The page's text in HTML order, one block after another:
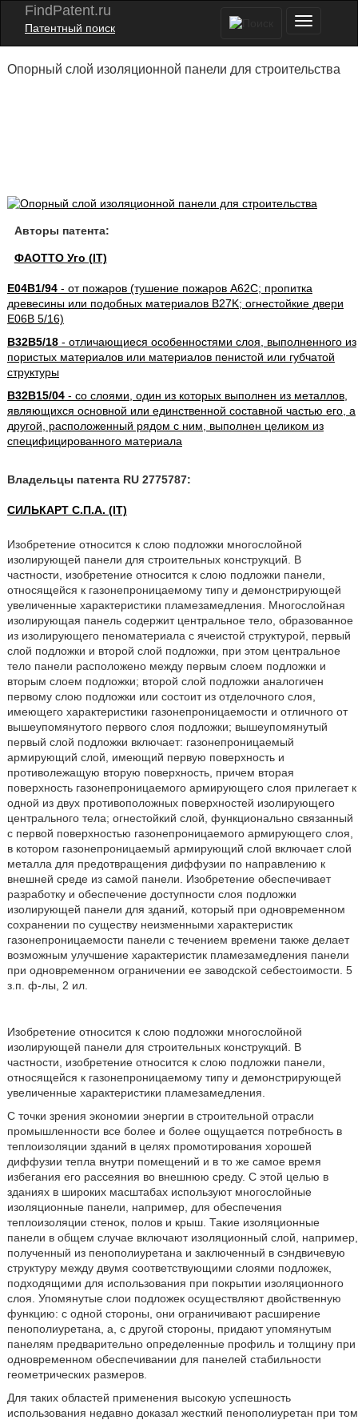
FindPatent.ru
Патентный поиск
Опорный слой изоляционной панели для строительства
Авторы патента:
ФАОТТО Уго (IT)
E04B1/94- от пожаров (тушение пожаров A62C; пропитка
древесины или подобных материалов B27K; огнестойкие двери
E06B 5/16)
B32B5/18- отличающиеся особенностями слоя, выполненного из
пористых материалов или материалов пенистой или губчатой
структуры
B32B15/04- со слоями, один из которых выполнен из металлов,
являющихся основной или единственной составной частью его, а
другой, расположенный рядом с ним, выполнен целиком из
специфицированного материала
Владельцы патента RU 2775787:
СИЛЬКАРТ С.П.А. (IT)
Изобретение относится к слою подложки многослойной
изолирующей панели для строительных конструкций. В
частности, изобретение относится к слою подложки панели,
относящейся к газонепроницаемому типу и демонстрирующей
увеличенные характеристики пламезамедления. Многослойная
изолирующая панель содержит центральное тело, образованное
из изолирующего пеноматериала с ячеистой структурой, первый
слой подложки и второй слой подложки, при этом центральное
тело панели расположено между первым слоем подложки и
вторым слоем подложки; второй слой подложки аналогичен
первому слою подложки или состоит из отделочного слоя,
имеющего характеристики газонепроницаемости и отличного от
вышеупомянутого первого слоя подложки; вышеупомянутый
первый слой подложки включает: газонепроницаемый
армирующий слой, имеющий первую поверхность и
противолежащую вторую поверхность, причем вторая
поверхность газонепроницаемого армирующего слоя прилегает к
одной из двух противоположных поверхностей изолирующего
центрального тела; огнестойкий слой, функционально связанный
с первой поверхностью газонепроницаемого армирующего слоя,
в котором газонепроницаемый армирующий слой включает слой
металла для предотвращения диффузии по направлению к
внешней среде из самой панели. Изобретение обеспечивает
разработку и обеспечение доступности слоя подложки
изолирующей панели для зданий, который при одновременном
сохранении по существу неизменными характеристик
газонепроницаемости панели с течением времени также делает
возможным улучшение характеристик пламезамедления панели
при одновременном ограничении ее заводской себестоимости. 5
з.п. ф-лы, 2 ил.
Изобретение относится к слою подложки многослойной
изолирующей панели для строительных конструкций. В
частности, изобретение относится к слою подложки панели,
относящейся к газонепроницаемому типу и демонстрирующей
увеличенные характеристики пламезамедления.
С точки зрения экономии энергии в строительной отрасли
промышленности все более и более ощущается потребность в
теплоизоляции зданий в целях промотирования хорошей
диффузии тепла внутри помещений и в то же самое время
избегания его рассеяния во внешнюю среду. С этой целью в
зданиях в широких масштабах используют многослойные
изоляционные панели, например, для обеспечения
теплоизоляции стенок, полов и крыш. Такие изоляционные
панели в общем случае включают изоляционный слой, например,
полученный из пенополиуретана и заключенный в сэндвичевую
структуру между двумя соответствующими слоями подложек,
подходящими для использования при покрытии изоляционного
слоя. Упомянутые слои подложек осуществляют двойственную
функцию: с одной стороны, они ограничивают расширение
пенополиуретана, а, с другой стороны, придают упомянутым
панелям предварительно определенные профиль и толщину при
одновременном обеспечивании для панелей стабильности
геометрических размеров.
Для таких областей применения высокую успешность
использования недавно доказал жесткий пенополиуретан при том